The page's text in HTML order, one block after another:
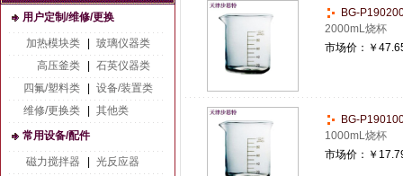
用户定制/维修/更换
加热模块类
玻璃仪器类
高压釜类
石英仪器类
四氟/塑料类
设备/装置类
维修/更换类
其他类
常用设备/配件
磁力搅拌器
光反应器
BG-
2000mL烧杯
市场价： ￥
BG-
1000mL烧杯
市场价： ￥